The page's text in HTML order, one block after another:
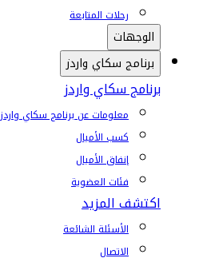
رحلات المتابعة
الوجهات
برنامج سكاي واردز
برنامج سكاي واردز
معلومات عن برنامج سكاي واردز
كسب الأميال
إنفاق الأميال
فئات العضوية
اكتشف المزيد
الأسئلة الشائعة
الاتصال